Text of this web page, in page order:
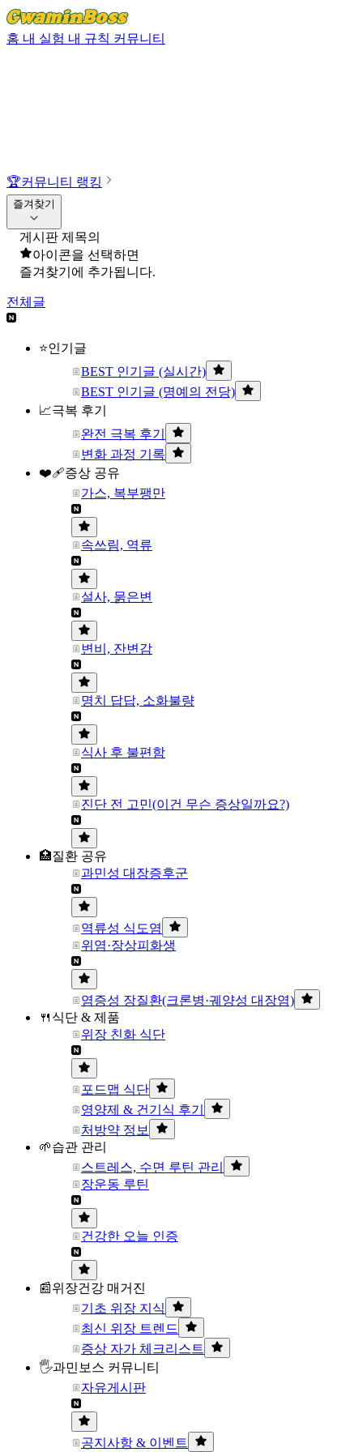
홈 내 실험 내 규칙 커뮤니티
🏆커뮤니티 랭킹
즐겨찾기
게시판 제목의
아이콘을 선택하면
즐겨찾기에 추가됩니다.
전체글
⭐인기글
BEST 인기글 (실시간)
BEST 인기글 (명예의 전당)
📈극복 후기
완전 극복 후기
변화 과정 기록
❤️‍🩹증상 공유
가스, 복부팽만
속쓰림, 역류
설사, 묽은변
변비, 잔변감
명치 답답, 소화불량
식사 후 불편함
진단 전 고민(이건 무슨 증상일까요?)
🏥질환 공유
과민성 대장증후군
역류성 식도염
위염·장상피화생
염증성 장질환(크론병·궤양성 대장염)
🍴식단 & 제품
위장 친화 식단
포드맵 식단
영양제 & 건기식 후기
처방약 정보
🌱습관 관리
스트레스, 수면 루틴 관리
장운동 루틴
건강한 오늘 인증
📰위장건강 매거진
기초 위장 지식
최신 위장 트렌드
증상 자가 체크리스트
🖐과민보스 커뮤니티
자유게시판
공지사항 & 이벤트